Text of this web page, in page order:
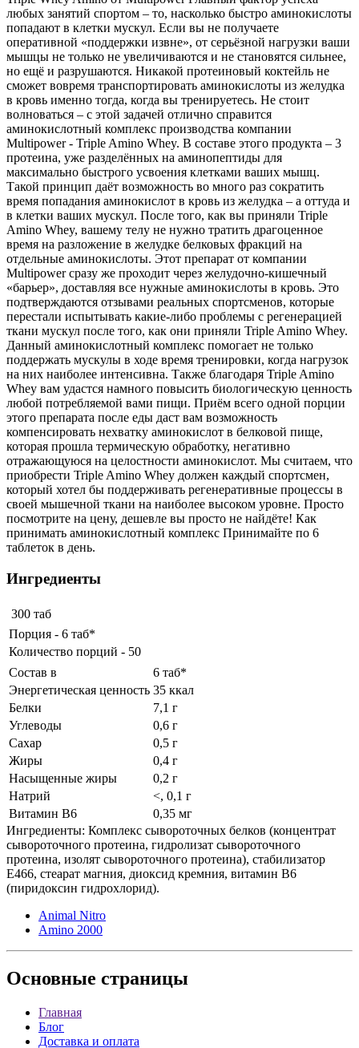
любых занятий спортом – то, насколько быстро аминокислоты
попадают в клетки мускул. Если вы не получаете
оперативной «поддержки извне», от серьёзной нагрузки ваши
мышцы не только не увеличиваются и не становятся сильнее,
но ещё и разрушаются. Никакой протеиновый коктейль не
сможет вовремя транспортировать аминокислоты из желудка
в кровь именно тогда, когда вы тренируетесь. Не стоит
волноваться – с этой задачей отлично справится
аминокислотный комплекс производства компании
Multipower - Triple Amino Whey. В составе этого продукта – 3
протеина, уже разделённых на аминопептиды для
максимально быстрого усвоения клетками ваших мышц.
Такой принцип даёт возможность во много раз сократить
время попадания аминокислот в кровь из желудка – а оттуда и
в клетки ваших мускул. После того, как вы приняли Triple
Amino Whey, вашему телу не нужно тратить драгоценное
время на разложение в желудке белковых фракций на
отдельные аминокислоты. Этот препарат от компании
Multipower сразу же проходит через желудочно-кишечный
«барьер», доставляя все нужные аминокислоты в кровь. Это
подтверждаются отзывами реальных спортсменов, которые
перестали испытывать какие-либо проблемы с регенерацией
ткани мускул после того, как они приняли Triple Amino Whey.
Данный аминокислотный комплекс помогает не только
поддержать мускулы в ходе время тренировки, когда нагрузок
на них наиболее интенсивна. Также благодаря Triple Amino
Whey вам удастся намного повысить биологическую ценность
любой потребляемой вами пищи. Приём всего одной порции
этого препарата после еды даст вам возможность
компенсировать нехватку аминокислот в белковой пище,
которая прошла термическую обработку, негативно
отражающуюся на целостности аминокислот. Мы считаем, что
приобрести Triple Amino Whey должен каждый спортсмен,
который хотел бы поддерживать регенеративные процессы в
своей мышечной ткани на наиболее высоком уровне. Просто
посмотрите на цену, дешевле вы просто не найдёте! Как
принимать аминокислотный комплекс Принимайте по 6
таблеток в день.
Ингредиенты
300 таб
Порция - 6 таб*
Количество порций - 50
Состав в
6 таб*
Энергетическая ценность 35 ккал
Белки
7,1 г
Углеводы
0,6 г
Сахар
0,5 г
Жиры
0,4 г
Насыщенные жиры
0,2 г
Натрий
<, 0,1 г
Витамин B6
0,35 мг
Ингредиенты: Комплекс сывороточных белков (концентрат
сывороточного протеина, гидролизат сывороточного
протеина, изолят сывороточного протеина), стабилизатор
Е466, стеарат магния, диоксид кремния, витамин В6
(пиридоксин гидрохлорид).
Animal Nitro
Amino 2000
Основные страницы
Главная
Блог
Доставка и оплата